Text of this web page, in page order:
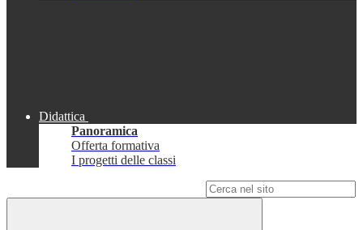
Didattica
Panoramica
Offerta formativa
I progetti delle classi